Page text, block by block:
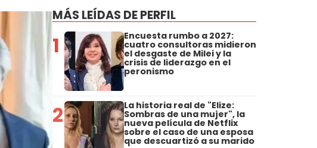
MÁS LEÍDAS DE PERFIL
1 Encuesta rumbo a 2027:
cuatro consultoras midieron
el desgaste de Milei y la
crisis de liderazgo en el
peronismo
2 La historia real de "Elize:
Sombras de una mujer", la
nueva película de Netflix
sobre el caso de una esposa
que descuartizó a su marido